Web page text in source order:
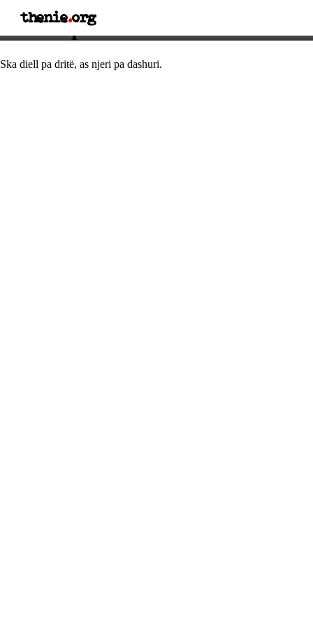
thenie.org
Thënie për dashurinë
Ska diell pa dritë, as njeri pa dashuri.